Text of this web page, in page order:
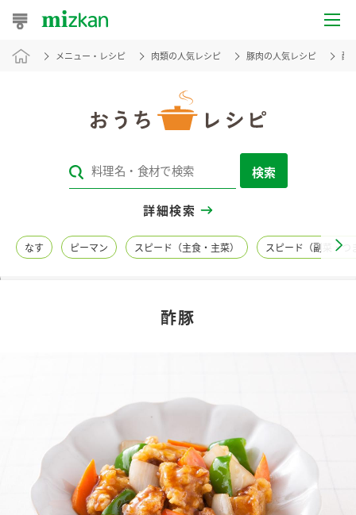
おうちレシピ
レシピカテゴリ一覧
レシピ名特集
お酢ドリンク ぽん酢
キャンペーン情報
ブランド・スペシャルサイト
メニュー・レシピ 肉類の人気レシピ 豚肉の人気レシピ 酢
検索
詳細検索
なす ピーマン スピード（主食・主菜） スピード（副菜・つ
酢豚